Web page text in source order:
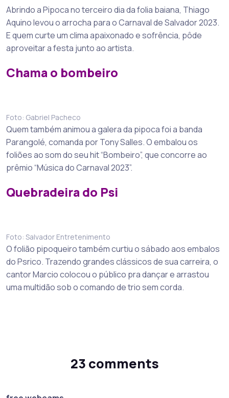
Abrindo a Pipoca no terceiro dia da folia baiana, Thiago
Aquino levou o arrocha para o Carnaval de Salvador 2023.
E quem curte um clima apaixonado e sofrência, pôde
aproveitar a festa junto ao artista.
Chama o bombeiro
Foto: Gabriel Pacheco
Quem também animou a galera da pipoca foi a banda
Parangolé, comanda por Tony Salles. O embalou os
foliões ao som do seu hit “Bombeiro”, que concorre ao
prêmio “Música do Carnaval 2023”.
Quebradeira do Psi
Foto: Salvador Entretenimento
O folião pipoqueiro também curtiu o sábado aos embalos
do Psrico. Trazendo grandes clássicos de sua carreira, o
cantor Marcio colocou o público pra dançar e arrastou
uma multidão sob o comando de trio sem corda.
23 comments